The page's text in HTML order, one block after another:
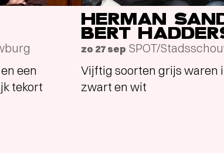
een
tekort
HERMAN
BERT
zo 27 sep SPOT/
Vijftig soorten grijs waren
zwart en wit